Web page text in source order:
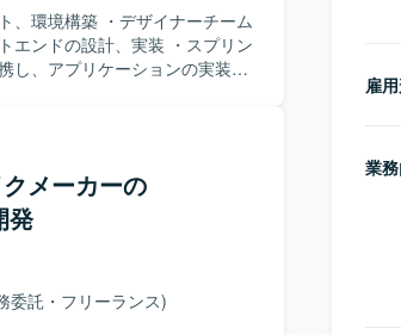
、環境構築 ・デザイナーチーム
エンドの設計、実装 ・スプリン
し、アプリケーションの実装か
メーカーの
発
委託・フリーランス)
雇
業